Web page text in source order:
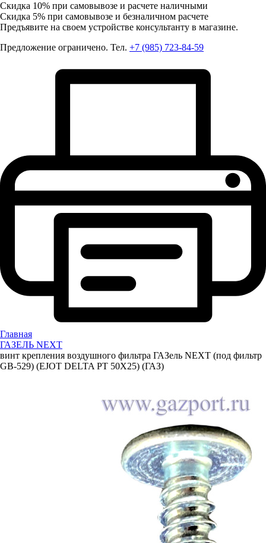
Скидка 10% при самовывозе и расчете наличными
Скидка 5% при самовывозе и безналичном расчете
Предъявите на своем устройстве консультанту в магазине.
Предложение ограничено. Тел. +7 (985) 723-84-59
Главная
ГАЗЕЛЬ NEXT
винт крепления воздушного фильтра ГАЗель NEXT (под фильтр
GB-529) (EJOT DELTA PT 50Х25) (ГАЗ)